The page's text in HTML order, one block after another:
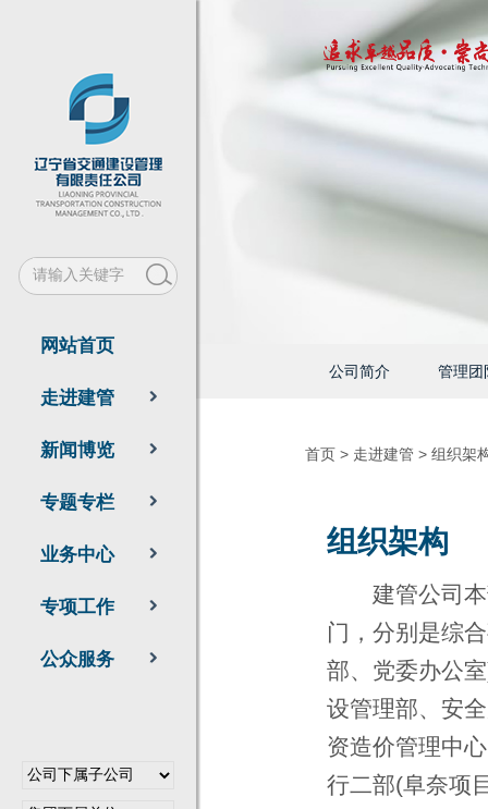
网站首页
走进建管
新闻博览
专题专栏
业务中心
专项工作
公众服务
公司简介 管理团
首页 > 走进建管 > 组织架
组织架构
建管公司本
门，分别是综
部、党委办公
设管理部、安
资造价管理中
行二部(阜奈项